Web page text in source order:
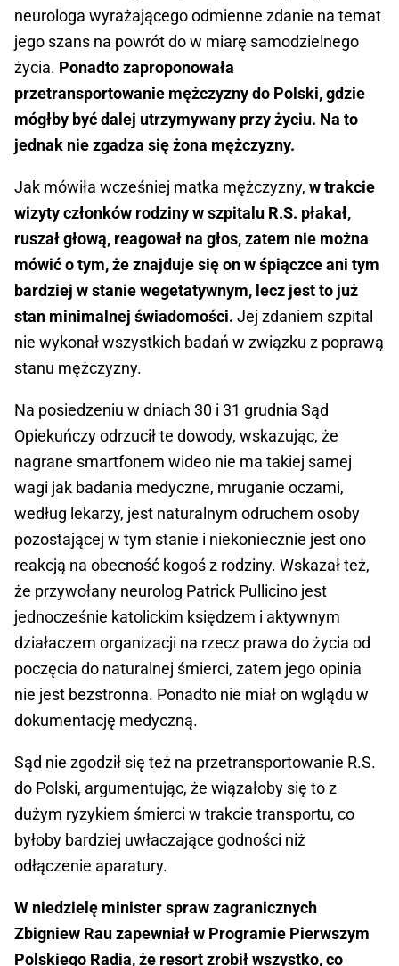
neurologa wyrażającego odmienne zdanie na temat
jego szans na powrót do w miarę samodzielnego
życia. Ponadto zaproponowała
przetransportowanie mężczyzny do Polski, gdzie
mógłby być dalej utrzymywany przy życiu. Na to
jednak nie zgadza się żona mężczyzny.
Jak mówiła wcześniej matka mężczyzny, w trakcie
wizyty członków rodziny w szpitalu R.S. płakał,
ruszał głową, reagował na głos, zatem nie można
mówić o tym, że znajduje się on w śpiączce ani tym
bardziej w stanie wegetatywnym, lecz jest to już
stan minimalnej świadomości. Jej zdaniem szpital
nie wykonał wszystkich badań w związku z poprawą
stanu mężczyzny.
Na posiedzeniu w dniach 30 i 31 grudnia Sąd
Opiekuńczy odrzucił te dowody, wskazując, że
nagrane smartfonem wideo nie ma takiej samej
wagi jak badania medyczne, mruganie oczami,
według lekarzy, jest naturalnym odruchem osoby
pozostającej w tym stanie i niekoniecznie jest ono
reakcją na obecność kogoś z rodziny. Wskazał też,
że przywołany neurolog Patrick Pullicino jest
jednocześnie katolickim księdzem i aktywnym
działaczem organizacji na rzecz prawa do życia od
poczęcia do naturalnej śmierci, zatem jego opinia
nie jest bezstronna. Ponadto nie miał on wglądu w
dokumentację medyczną.
Sąd nie zgodził się też na przetransportowanie R.S.
do Polski, argumentując, że wiązałoby się to z
dużym ryzykiem śmierci w trakcie transportu, co
byłoby bardziej uwłaczające godności niż
odłączenie aparatury.
W niedzielę minister spraw zagranicznych
Zbigniew Rau zapewniał w Programie Pierwszym
Polskiego Radia, że resort zrobił wszystko, co